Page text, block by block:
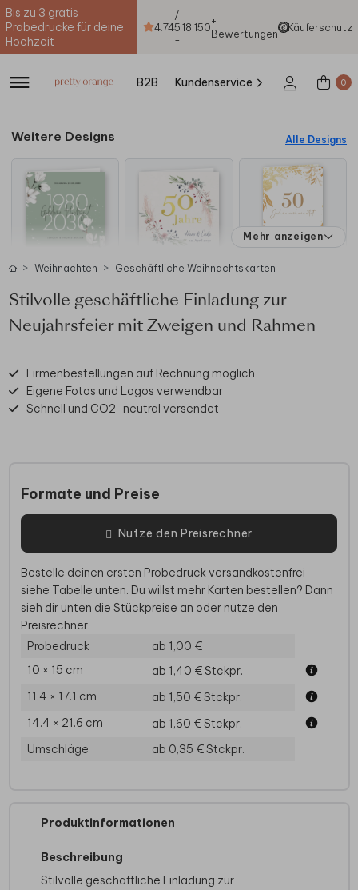
Bis zu 3 gratis
Probedrucke für deine
Hochzeit
4.74
/
5
-
18.150+
Bewertungen
Käuferschutz
B2B Kundenservice 0
Weitere Designs Alle Designs
Mehr anzeigen
Weihnachten Geschäftliche Weihnachtskarten
Stilvolle geschäftliche Einladung zur
Neujahrsfeier mit Zweigen und Rahmen
Firmenbestellungen auf Rechnung möglich
Eigene Fotos und Logos verwendbar
Schnell und CO2-neutral versendet
Formate und Preise
Nutze den Preisrechner
Bestelle deinen ersten Probedruck versandkostenfrei –
siehe Tabelle unten. Du willst mehr Karten bestellen? Dann
sieh dir unten die Stückpreise an oder nutze den
Preisrechner.
Probedruck
ab 1,00 €
10 × 15 cm
ab 1,40 €Stckpr.
11.4 × 17.1 cm
ab 1,50 €Stckpr.
14.4 × 21.6 cm
ab 1,60 €Stckpr.
Umschläge
ab 0,35 €Stckpr.
Produktinformationen
Beschreibung
Stilvolle geschäftliche Einladung zur